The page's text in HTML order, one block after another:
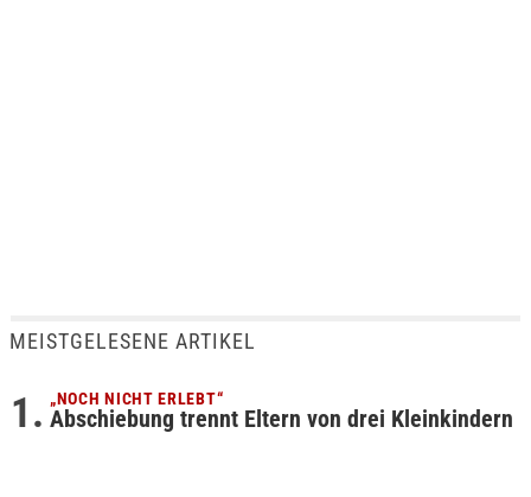
MEISTGELESENE ARTIKEL
„NOCH NICHT ERLEBT“
Abschiebung trennt Eltern von drei Kleinkindern